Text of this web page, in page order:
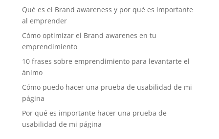
Qué es el Brand awareness y por qué es importante
al emprender
Cómo optimizar el Brand awarenes en tu
emprendimiento
10 frases sobre emprendimiento para levantarte el
ánimo
Cómo puedo hacer una prueba de usabilidad de mi
página
Por qué es importante hacer una prueba de
usabilidad de mi página